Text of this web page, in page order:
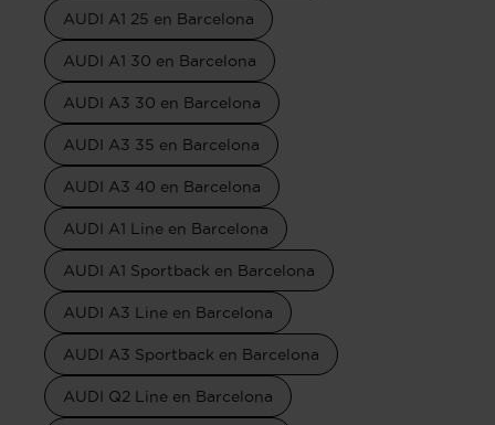
AUDI A1 25 en Barcelona
AUDI A1 30 en Barcelona
AUDI A3 30 en Barcelona
AUDI A3 35 en Barcelona
AUDI A3 40 en Barcelona
AUDI A1 Line en Barcelona
AUDI A1 Sportback en Barcelona
AUDI A3 Line en Barcelona
AUDI A3 Sportback en Barcelona
AUDI Q2 Line en Barcelona